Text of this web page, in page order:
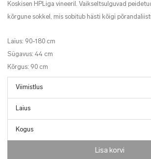
Koskisen HPLiga vineeril. Vaikseltsulguvad
kõrgune sokkel, mis sobitub hästi kõigi
Laius: 90-180 cm
Sügavus: 44 cm
Kõrgus: 90 cm
Kogus
Lisa korvi